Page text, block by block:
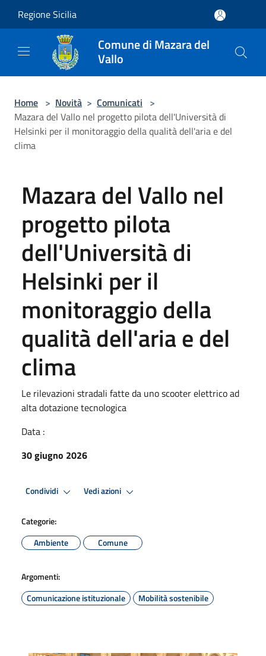
Regione Sicilia
Comune di Mazara del
Vallo
Home > Novità > Comunicati >
Mazara del Vallo nel progetto pilota dell'Università di
Helsinki per il monitoraggio della qualità dell'aria e del
clima
Mazara del Vallo nel
progetto pilota
dell'Università di
Helsinki per il
monitoraggio della
qualità dell'aria e del
clima
Le rilevazioni stradali fatte da uno scooter elettrico ad
alta dotazione tecnologica
Data :
30 giugno 2026
Condividi Vedi azioni
Categorie:
Ambiente
Comune
Argomenti:
Comunicazione istituzionale
Mobilità sostenibile